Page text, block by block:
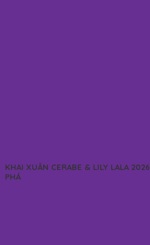
KHAI XUÂN CERABE & LILY LALA
PHÁ